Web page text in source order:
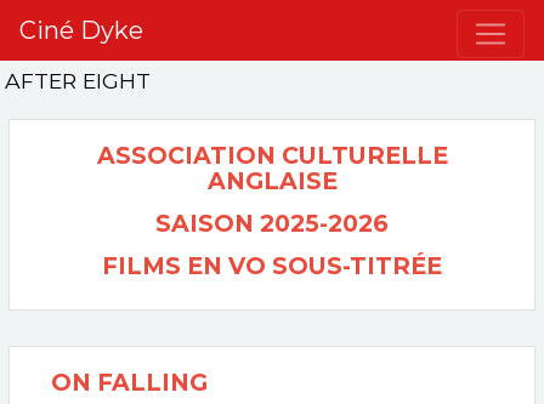
Ciné Dyke
AFTER EIGHT
ASSOCIATION CULTURELLE
ANGLAISE
SAISON 2025-2026
FILMS EN VO SOUS-TITRÉE
ON FALLING